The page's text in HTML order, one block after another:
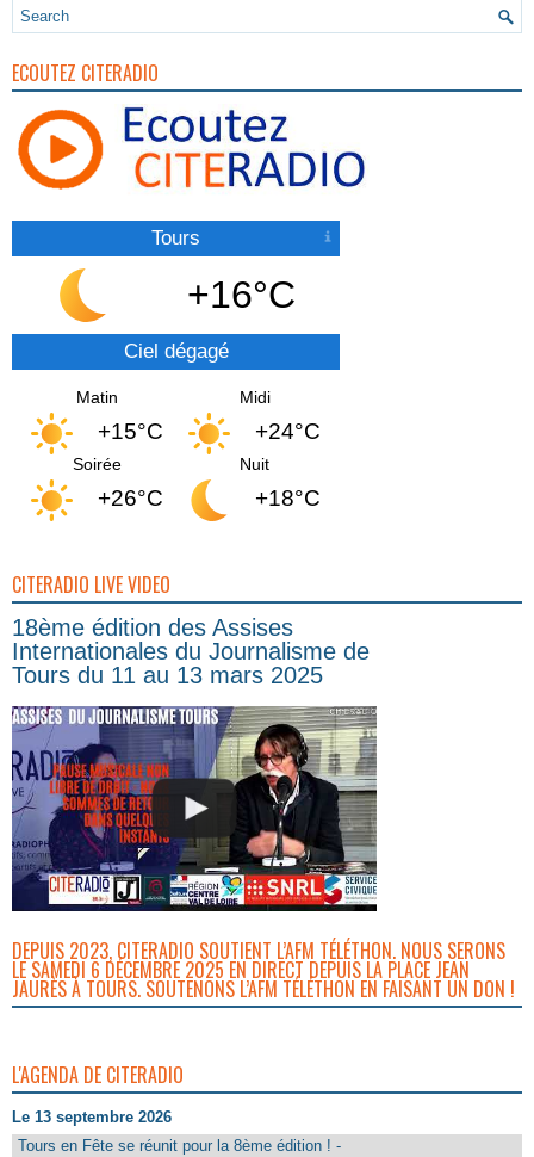
ECOUTEZ CITERADIO
Tours
+16°C
Ciel dégagé
Matin
+15°C
Midi
+24°C
Soirée
+26°C
Nuit
+18°C
CITERADIO LIVE VIDEO
18ème édition des Assises
Internationales du Journalisme de
Tours du 11 au 13 mars 2025
DEPUIS 2023, CITERADIO SOUTIENT L’AFM TÉLÉTHON. NOUS SERONS
LE SAMEDI 6 DÉCEMBRE 2025 EN DIRECT DEPUIS LA PLACE JEAN
JAURÈS À TOURS. SOUTENONS L’AFM TÉLÉTHON EN FAISANT UN DON !
L'AGENDA DE CITERADIO
Le 13 septembre 2026
Tours en Fête se réunit pour la 8ème édition ! -